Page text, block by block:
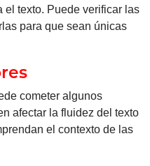
el texto. Puede verificar las
para que sean únicas
cometer algunos
afectar la fluidez del texto
el contexto de las